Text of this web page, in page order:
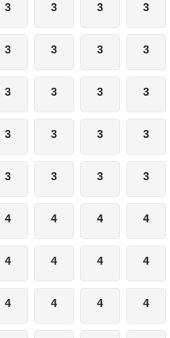
3 3 3 3
3 3 3 3
3 3 3 3
3 3 3 3
3 3 3 3
4 4 4 4
4 4 4 4
4 4 4 4